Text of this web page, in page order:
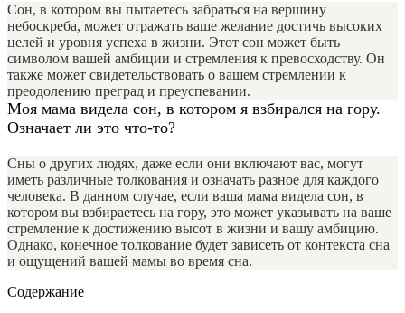
Сон, в котором вы пытаетесь забраться на вершину
небоскреба, может отражать ваше желание достичь высоких
целей и уровня успеха в жизни. Этот сон может быть
символом вашей амбиции и стремления к превосходству. Он
также может свидетельствовать о вашем стремлении к
преодолению преград и преуспевании.
Моя мама видела сон, в котором я взбирался на гору.
Означает ли это что-то?
Сны о других людях, даже если они включают вас, могут
иметь различные толкования и означать разное для каждого
человека. В данном случае, если ваша мама видела сон, в
котором вы взбираетесь на гору, это может указывать на ваше
стремление к достижению высот в жизни и вашу амбицию.
Однако, конечное толкование будет зависеть от контекста сна
и ощущений вашей мамы во время сна.
Содержание